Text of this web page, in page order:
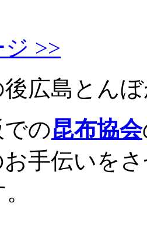
>>
広島とん
の昆布協会
手伝いを